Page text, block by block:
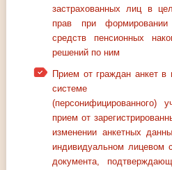
застрахованных лиц в
прав при формировании
средств пенсионных
решений по ним
Прием от граждан анкет в
системе
прием от
изменении анкетных
индивидуальном лицевом
документа,